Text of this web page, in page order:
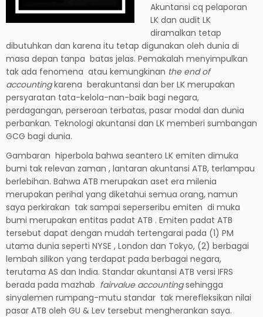
Akuntansi cq pelaporan
LK dan audit LK
diramalkan tetap
dibutuhkan dan karena itu tetap digunakan oleh dunia di
masa depan tanpa batas jelas. Pemakalah menyimpulkan
tak ada fenomena atau kemungkinan the end of
accountingkarena berakuntansi dan ber LK merupakan
persyaratan tata-kelola-nan-baik bagi negara,
perdagangan, perseroan terbatas, pasar modal dan dunia
perbankan. Teknologi akuntansi dan LK memberi sumbangan
GCG bagi dunia.
Gambaran hiperbola bahwa seantero LK emiten dimuka
bumi tak relevan zaman , lantaran akuntansi ATB, terlampau
berlebihan. Bahwa ATB merupakan aset era milenia
merupakan perihal yang diketahui semua orang, namun
saya perkirakan tak sampai seperseribu emiten di muka
bumi merupakan entitas padat ATB . Emiten padat ATB
tersebut dapat dengan mudah tertengarai pada (1) PM
utama dunia seperti NYSE , London dan Tokyo, (2) berbagai
lembah silikon yang terdapat pada berbagai negara,
terutama AS dan India. Standar akuntansi ATB versi IFRS
berada pada mazhab fairvalue accountingsehingga
sinyalemen rumpang-mutu standar tak merefleksikan nilai
pasar ATB oleh GU & Lev tersebut mengherankan saya.